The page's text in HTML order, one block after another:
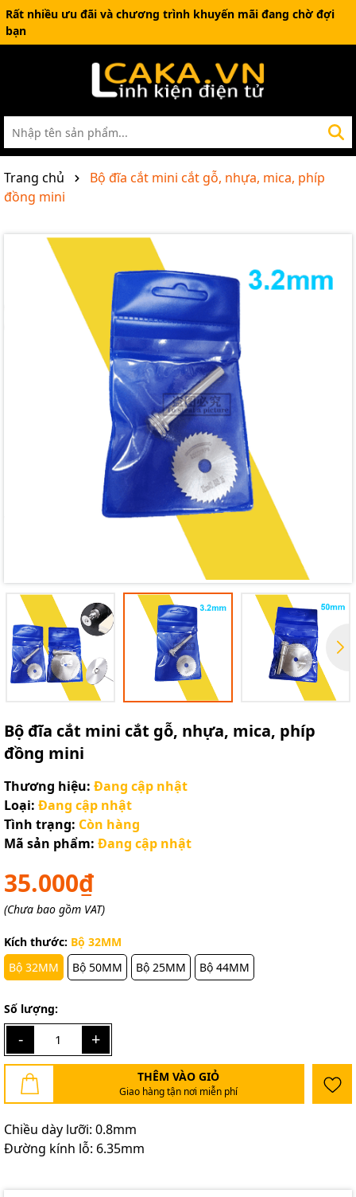
Rất nhiều ưu đãi và chương trình khuyến mãi đang chờ đợi
bạn
Trang chủ
Bộ đĩa cắt mini cắt gỗ, nhựa, mica, phíp
đồng mini
Bộ đĩa cắt mini cắt gỗ, nhựa, mica, phíp
đồng mini
Thương hiệu: Đang cập nhật
Loại: Đang cập nhật
Tình trạng: Còn hàng
Mã sản phẩm: Đang cập nhật
35.000₫
(Chưa bao gồm VAT)
Kích thước: Bộ 32MM
Bộ 32MM
Bộ 50MM Bộ 25MM Bộ 44MM
Số lượng:
- +
THÊM VÀO GIỎ
Giao hàng tận nơi miễn phí
Chiều dày lưỡi: 0.8mm
Đường kính lỗ: 6.35mm
Mã giảm giá:
Ngày hết hạn:
Điều kiện: